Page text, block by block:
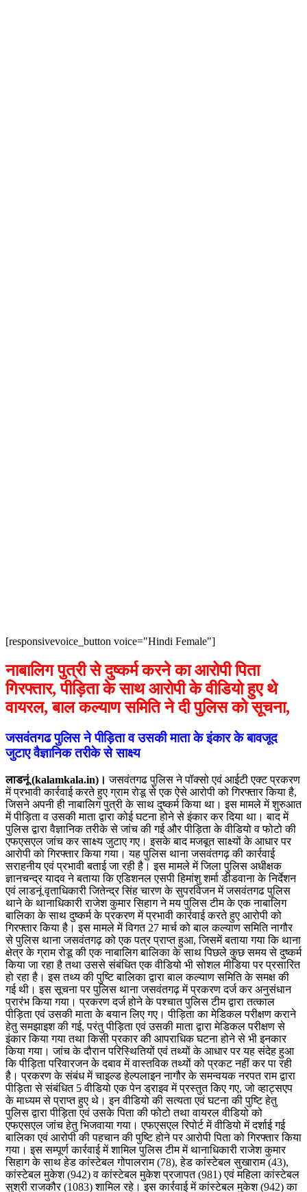
[responsivevoice_button voice="Hindi Female"]
नाबालिग पुत्री से दुष्कर्म करने का आरोपी पिता
गिरफ्तार, पीड़िता के साथ आरोपी के वीडियो हुए थे
वायरल, बाल कल्याण समिति ने दी पुलिस को सूचना,
जसवंतगढ पुलिस ने पीड़िता व उसकी माता के इंकार के बावजूद
जुटाए वैज्ञानिक तरीके से साक्ष्य
लाडनूं (kalamkala.in)। जसवंतगढ पुलिस ने पॉक्सो एवं आईटी एक्ट प्रकरण
में प्रभावी कार्रवाई करते हुए ग्राम रोडू से एक ऐसे आरोपी को गिरफ्तार किया है,
जिसने अपनी ही नाबालिग पुत्री के साथ दुष्कर्म किया था। इस मामले में शुरुआत
में पीड़िता व उसकी माता द्वारा कोई घटना होने से इंकार कर दिया था। बाद में
पुलिस द्वारा वैज्ञानिक तरीके से जांच की गई और पीड़िता के वीडियो व फोटो की
एफएसएल जांच कर साक्ष्य जुटाए गए। इसके बाद मजबूत साक्ष्यों के आधार पर
आरोपी को गिरफ्तार किया गया। यह पुलिस थाना जसवंतगढ़ की कार्रवाई
सराहनीय एवं प्रभावी बताई जा रही है। इस मामले में जिला पुलिस अधीक्षक
ज्ञानचन्द्र यादव ने बताया कि एडिशनल एसपी हिमांशु शर्मा डीडवाना के निर्देशन
एवं लाडनूं वृताधिकारी जितेन्द्र सिंह चारण के सुपरविजन में जसवंतगढ पुलिस
थाने के थानाधिकारी राजेश कुमार सिहाग ने मय पुलिस टीम के एक नाबालिग
बालिका के साथ दुष्कर्म के प्रकरण में प्रभावी कार्रवाई करते हुए आरोपी को
गिरफ्तार किया है। इस मामले में विगत 27 मार्च को बाल कल्याण समिति नागौर
से पुलिस थाना जसवंतगढ़ को एक पत्र प्राप्त हुआ, जिसमें बताया गया कि थाना
क्षेत्र के ग्राम रोडू की एक नाबालिग बालिका के साथ पिछले कुछ समय से दुष्कर्म
किया जा रहा है तथा उससे संबंधित एक वीडियो भी सोशल मीडिया पर प्रसारित
हो रहा है। इस तथ्य की पुष्टि बालिका द्वारा बाल कल्याण समिति के समक्ष की
गई थी। इस सूचना पर पुलिस थाना जसवंतगढ़ में प्रकरण दर्ज कर अनुसंधान
प्रारंभ किया गया। प्रकरण दर्ज होने के पश्चात पुलिस टीम द्वारा तत्काल
पीड़िता एवं उसकी माता के बयान लिए गए। पीड़िता का मेडिकल परीक्षण कराने
हेतु समझाइश की गई, परंतु पीड़िता एवं उसकी माता द्वारा मेडिकल परीक्षण से
इंकार किया गया तथा किसी प्रकार की आपराधिक घटना होने से भी इनकार
किया गया। जांच के दौरान परिस्थितियों एवं तथ्यों के आधार पर यह संदेह हुआ
कि पीड़िता परिवारजन के दबाव में वास्तविक तथ्यों को प्रकट नहीं कर पा रही
है। प्रकरण के संबंध में चाइल्ड हेल्पलाइन नागौर के समन्वयक नरपत राम द्वारा
पीड़िता से संबंधित 5 वीडियो एक पेन ड्राइव में प्रस्तुत किए गए, जो व्हाट्सएप
के माध्यम से प्राप्त हुए थे। इन वीडियो की सत्यता एवं घटना की पुष्टि हेतु
पुलिस द्वारा पीड़िता एवं उसके पिता की फोटो तथा वायरल वीडियो को
एफएसएल जांच हेतु भिजवाया गया। एफएसएल रिपोर्ट में वीडियो में दर्शाई गई
बालिका एवं आरोपी की पहचान की पुष्टि होने पर आरोपी पिता को गिरफ्तार किया
गया। इस सम्पूर्ण कार्रवाई में शामिल पुलिस टीम में थानाधिकारी राजेश कुमार
सिहाग के साथ हेड कांस्टेबल गोपालराम (78), हेड कांस्टेबल सुखाराम (43),
कांस्टेबल मुकेश (942) व कांस्टेबल मुकेश प्रजापत (981) एवं महिला कांस्टेबल
सुश्री राजकौर (1083) शामिल रहे। इस कार्रवाई में कांस्टेबल मुकेश (942) का